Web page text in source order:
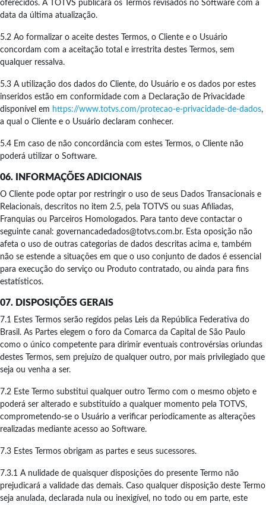
oferecidos. A TOTVS publicará os Termos revisados no Software com a
data da última atualização.
5.2 Ao formalizar o aceite destes Termos, o Cliente e o Usuário
concordam com a aceitação total e irrestrita destes Termos, sem
qualquer ressalva.
5.3 A utilização dos dados do Cliente, do Usuário e os dados por estes
inseridos estão em conformidade com a Declaração de Privacidade
disponível em https://www.totvs.com/protecao-e-privacidade-de-dados,
a qual o Cliente e o Usuário declaram conhecer.
5.4 Em caso de não concordância com estes Termos, o Cliente não
poderá utilizar o Software.
06. INFORMAÇÕES ADICIONAIS
O Cliente pode optar por restringir o uso de seus Dados Transacionais e
Relacionais, descritos no item 2.5, pela TOTVS ou suas Afiliadas,
Franquias ou Parceiros Homologados. Para tanto deve contactar o
seguinte canal: governancadedados@totvs.com.br. Esta oposição não
afeta o uso de outras categorias de dados descritas acima e, também
não se estende a situações em que o uso conjunto de dados é essencial
para execução do serviço ou Produto contratado, ou ainda para fins
estatísticos.
07. DISPOSIÇÕES GERAIS
7.1 Estes Termos serão regidos pelas Leis da República Federativa do
Brasil. As Partes elegem o foro da Comarca da Capital de São Paulo
como o único competente para dirimir eventuais controvérsias oriundas
destes Termos, sem prejuízo de qualquer outro, por mais privilegiado que
seja ou venha a ser.
7.2 Este Termo substitui qualquer outro Termo com o mesmo objeto e
poderá ser alterado e substituído a qualquer momento pela TOTVS,
comprometendo-se o Usuário a verificar periodicamente as alterações
realizadas mediante acesso ao Software.
7.3 Estes Termos obrigam as partes e seus sucessores.
7.3.1 A nulidade de quaisquer disposições do presente Termo não
prejudicará a validade das demais. Caso qualquer disposição deste Termo
seja anulada, declarada nula ou inexigível, no todo ou em parte, este